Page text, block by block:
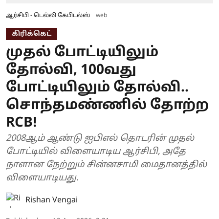
ஆர்சிபி - டெல்லி கேபிடல்ஸ் web
கிரிக்கெட்
முதல் போட்டியிலும்
தோல்வி, 100வது
போட்டியிலும் தோல்வி..
சொந்தமண்ணில் தோற்ற
RCB!
2008ஆம் ஆண்டு ஐபிஎல் தொடரின் முதல்
போட்டியில் விளையாடிய ஆர்சிபி, அதே
நாளான நேற்றும் சின்னசாமி மைதானத்தில்
விளையாடியது.
Rishan Vengai